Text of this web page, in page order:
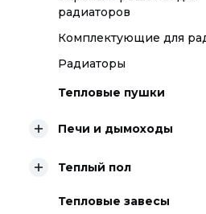
радиаторов
Комплектующие для
Радиаторы
Тепловые пушки
Печи и дымоходы
Теплый пол
Тепловые завесы